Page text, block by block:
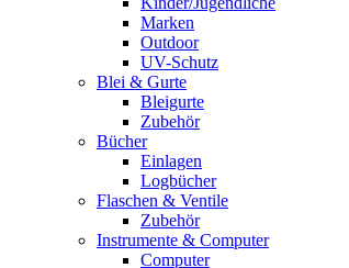
Marken
Outdoor
UV-Schutz
Blei & Gurte
Bleigurte
Zubehör
Bücher
Einlagen
Logbücher
Flaschen & Ventile
Zubehör
Instrumente & Computer
Computer